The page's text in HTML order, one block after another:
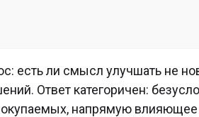
есть ли смысл улучшать не
Ответ категоричен:
напрямую